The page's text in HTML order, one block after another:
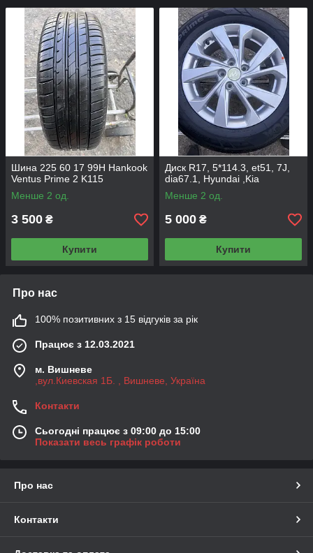
Шина 225 60 17 99H Hankook
Ventus Prime 2 K115
Менше 2 од.
3 500 ₴
Купити
Диск R17, 5*114.3, et51, 7J,
dia67.1, Hyundai ,Kia
Менше 2 од.
5 000 ₴
Купити
Про нас
100% позитивних з 15 відгуків за рік
Працює з 12.03.2021
м. Вишневе
,вул.Киевская 1Б. , Вишневе, Україна
Контакти
Сьогодні працює з 09:00 до 15:00
Показати весь графік роботи
Про нас
Контакти